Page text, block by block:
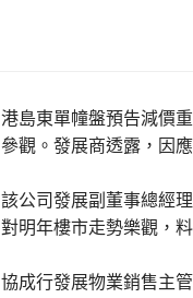
港島東單幢盤預告減價
參觀。發展商透露，因
該公司發展副董事總經
對明年樓市走勢樂觀，
協成行發展物業銷售主